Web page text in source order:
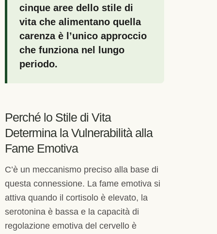
cinque aree dello stile di
vita che alimentano quella
carenza è l’unico approccio
che funziona nel lungo
periodo.
Perché lo Stile di Vita
Determina la Vulnerabilità alla
Fame Emotiva
C’è un meccanismo preciso alla base di
questa connessione. La fame emotiva si
attiva quando il cortisolo è elevato, la
serotonina è bassa e la capacità di
regolazione emotiva del cervello è